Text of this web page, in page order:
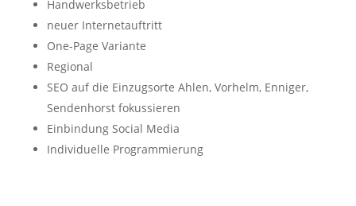
Handwerksbetrieb
neuer Internetauftritt
One-Page Variante
Regional
SEO auf die Einzugsorte Ahlen, Vorhelm, Enniger,
Sendenhorst fokussieren
Einbindung Social Media
Individuelle Programmierung